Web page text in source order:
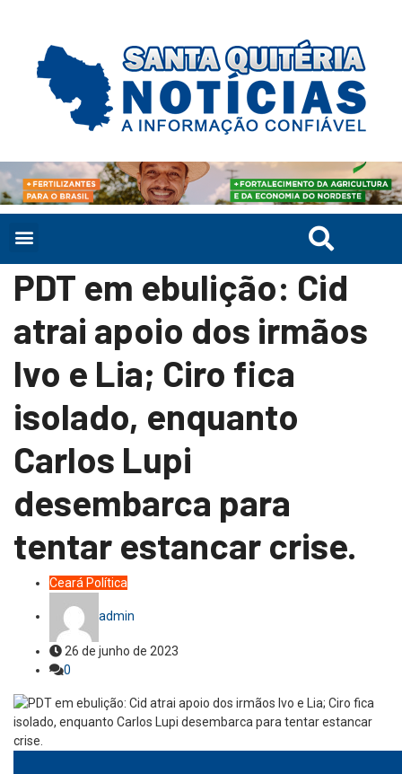
PDT em ebulição: Cid
atrai apoio dos irmãos
Ivo e Lia; Ciro fica
isolado, enquanto
Carlos Lupi
desembarca para
tentar estancar crise.
Ceará Política
admin
26 de junho de 2023
0